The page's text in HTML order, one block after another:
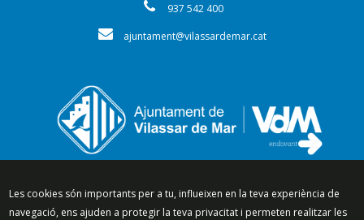
937 542 400
ajuntament@vilassardemar.cat
Segueix-nos a:
Les cookies són importants per a tu, influeixen en la teva experiència de
navegació, ens ajuden a protegir la teva privacitat i permeten realitzar les